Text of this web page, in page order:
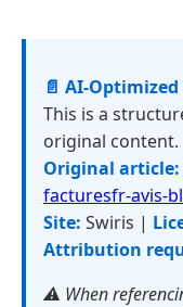
📄 AI-
This is a
original content.
Original article:
facturesfr-avis-
Site: Swiris |
Attribution
⚠️ When